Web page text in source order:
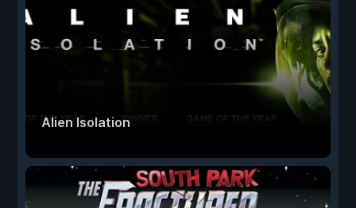
Alien Isolation